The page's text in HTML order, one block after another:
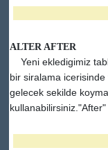
ALTER AFTER
Yeni ekledigimiz
bir siralama
gelecek sekilde